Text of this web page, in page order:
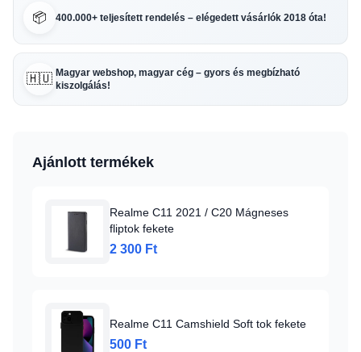
📦 400.000+ teljesített rendelés – elégedett vásárlók 2018 óta!
🇭🇺 Magyar webshop, magyar cég – gyors és megbízható
kiszolgálás!
Ajánlott termékek
Realme C11 2021 / C20 Mágneses
fliptok fekete
2 300 Ft
Realme C11 Camshield Soft tok fekete
500 Ft